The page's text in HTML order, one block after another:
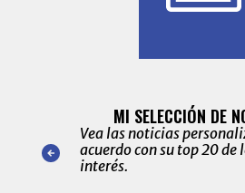
nuestro
para
MI SELECCIÓN DE
Vea las noticias
acuerdo con su top 20 de
interés.